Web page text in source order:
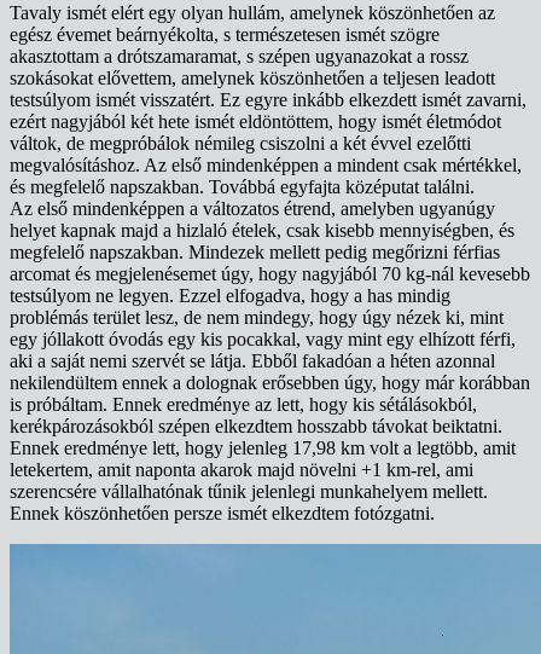
Tavaly ismét elért egy olyan hullám, amelynek köszönhetően az
egész évemet beárnyékolta, s természetesen ismét szögre
akasztottam a drótszamaramat, s szépen ugyanazokat a rossz
szokásokat elővettem, amelynek köszönhetően a teljesen leadott
testsúlyom ismét visszatért. Ez egyre inkább elkezdett ismét zavarni,
ezért nagyjából két hete ismét eldöntöttem, hogy ismét életmódot
váltok, de megpróbálok némileg csiszolni a két évvel ezelőtti
megvalósításhoz. Az első mindenképpen a mindent csak mértékkel,
és megfelelő napszakban. Továbbá egyfajta középutat találni.
Az első mindenképpen a változatos étrend, amelyben ugyanúgy
helyet kapnak majd a hizlaló ételek, csak kisebb mennyiségben, és
megfelelő napszakban. Mindezek mellett pedig megőrizni férfias
arcomat és megjelenésemet úgy, hogy nagyjából 70 kg-nál kevesebb
testsúlyom ne legyen. Ezzel elfogadva, hogy a has mindig
problémás terület lesz, de nem mindegy, hogy úgy nézek ki, mint
egy jóllakott óvodás egy kis pocakkal, vagy mint egy elhízott férfi,
aki a saját nemi szervét se látja. Ebből fakadóan a héten azonnal
nekilendültem ennek a dolognak erősebben úgy, hogy már korábban
is próbáltam. Ennek eredménye az lett, hogy kis sétálásokból,
kerékpározásokból szépen elkezdtem hosszabb távokat beiktatni.
Ennek eredménye lett, hogy jelenleg 17,98 km volt a legtöbb, amit
letekertem, amit naponta akarok majd növelni +1 km-rel, ami
szerencsére vállalhatónak tűnik jelenlegi munkahelyem mellett.
Ennek köszönhetően persze ismét elkezdtem fotózgatni.